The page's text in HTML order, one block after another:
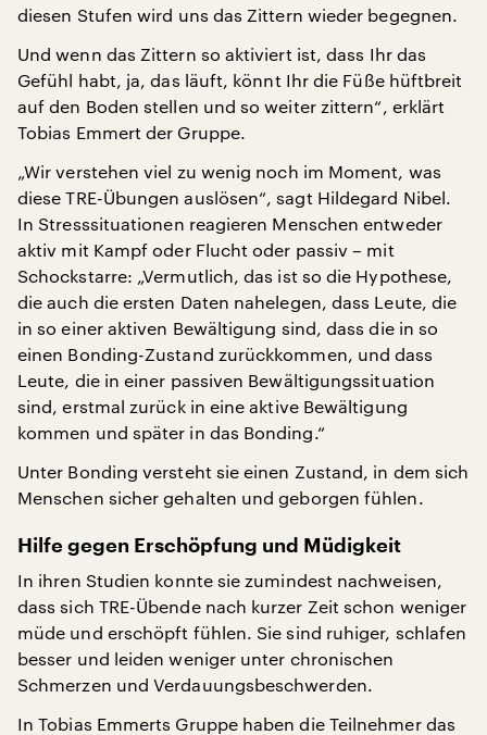
diesen Stufen wird uns das Zittern wieder begegnen.
Und wenn das Zittern so aktiviert ist, dass Ihr das
Gefühl habt, ja, das läuft, könnt Ihr die Füße hüftbreit
auf den Boden stellen und so weiter zittern“, erklärt
Tobias Emmert der Gruppe.
„Wir verstehen viel zu wenig noch im Moment, was
diese TRE-Übungen auslösen“, sagt Hildegard Nibel.
In Stresssituationen reagieren Menschen entweder
aktiv mit Kampf oder Flucht oder passiv – mit
Schockstarre: „Vermutlich, das ist so die Hypothese,
die auch die ersten Daten nahelegen, dass Leute, die
in so einer aktiven Bewältigung sind, dass die in so
einen Bonding-Zustand zurückkommen, und dass
Leute, die in einer passiven Bewältigungssituation
sind, erstmal zurück in eine aktive Bewältigung
kommen und später in das Bonding.“
Unter Bonding versteht sie einen Zustand, in dem sich
Menschen sicher gehalten und geborgen fühlen.
Hilfe gegen Erschöpfung und Müdigkeit
In ihren Studien konnte sie zumindest nachweisen,
dass sich TRE-Übende nach kurzer Zeit schon weniger
müde und erschöpft fühlen. Sie sind ruhiger, schlafen
besser und leiden weniger unter chronischen
Schmerzen und Verdauungsbeschwerden.
In Tobias Emmerts Gruppe haben die Teilnehmer das